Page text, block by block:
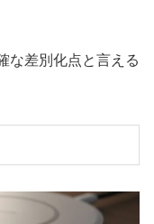
な差別化点と言える